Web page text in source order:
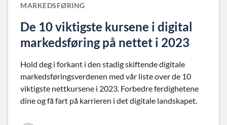
MARKEDSFØRING
De 10 viktigste kursene i digital
markedsføring på nettet i 2023
Hold deg i forkant i den stadig skiftende digitale
markedsføringsverdenen med vår liste over de 10
viktigste nettkursene i 2023. Forbedre ferdighetene
dine og få fart på karrieren i det digitale landskapet.